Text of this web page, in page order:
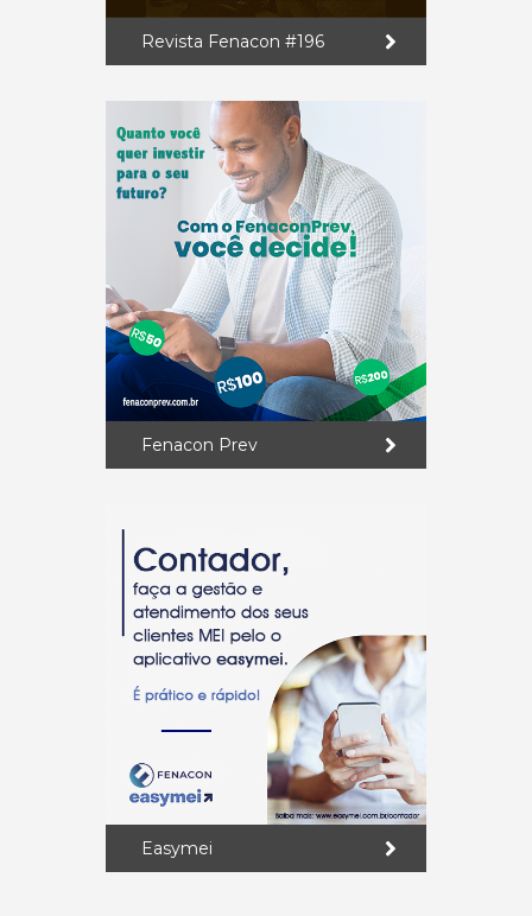
Revista Fenacon #196
Fenacon Prev
Easymei